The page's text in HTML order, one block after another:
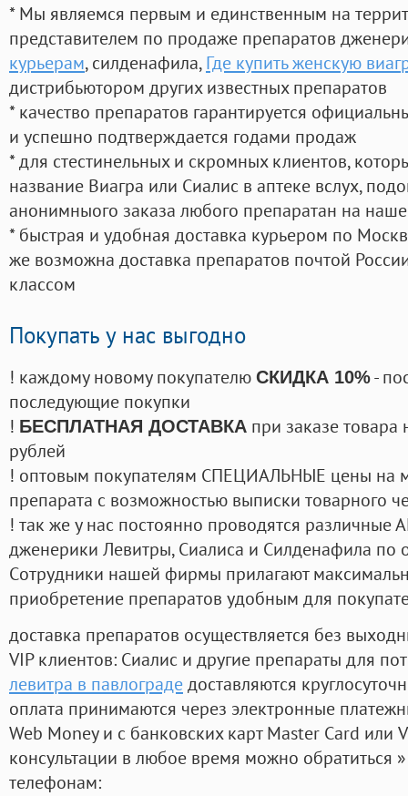
* Мы являемся первым и единственным на
представителем по продаже препаратов
курьерам, силденафила, Где купить женскую
дистрибьютором других известных препаратов
* качество препаратов гарантируется
и успешно подтверждается годами продаж
* для стестинельных и скромных клиентов,
название Виагра или Сиалис в аптеке вслух,
анонимныого заказа любого препаратан на
* быстрая и удобная доставка курьером по
же возможна доставка препаратов почтой
классом
Покупать у нас выгодно
! каждому новому покупателю СКИДКА 10%-
последующие покупки
! БЕСПЛАТНАЯ ДОСТАВКА при заказе
рублей
! оптовым покупателям СПЕЦИАЛЬНЫЕ цены на
препарата с возможностью выписки товарного
! так же у нас постоянно проводятся
дженерики Левитры, Сиалиса и Силденафила по
Cотрудники нашей фирмы прилагают
приобретение препаратов удобным для
доставка препаратов осуществляется без
VIP клиентов: Сиалис и другие препараты для
левитра в павлоградедоставляются
оплата принимаются через электронные
Web Money и с банковских карт Master Card или
консультации в любое время можно обратиться
телефонам: